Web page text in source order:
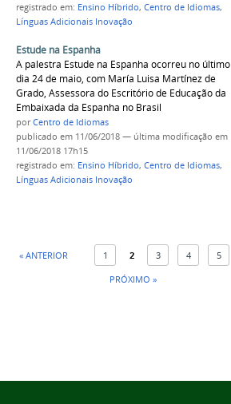
registrado em: Ensino Híbrido, Centro de Idiomas,
Línguas Adicionais Inovação
Estude na Espanha
A palestra Estude na Espanha ocorreu no último
dia 24 de maio, com María Luisa Martínez de
Grado, Assessora do Escritório de Educação da
Embaixada da Espanha no Brasil
porCentro de Idiomas
publicado em 11/06/2018 — última modificação em
11/06/2018 17h15
registrado em: Ensino Híbrido, Centro de Idiomas,
Línguas Adicionais Inovação
« ANTERIOR 1 2 3 4
5
PRÓXIMO »